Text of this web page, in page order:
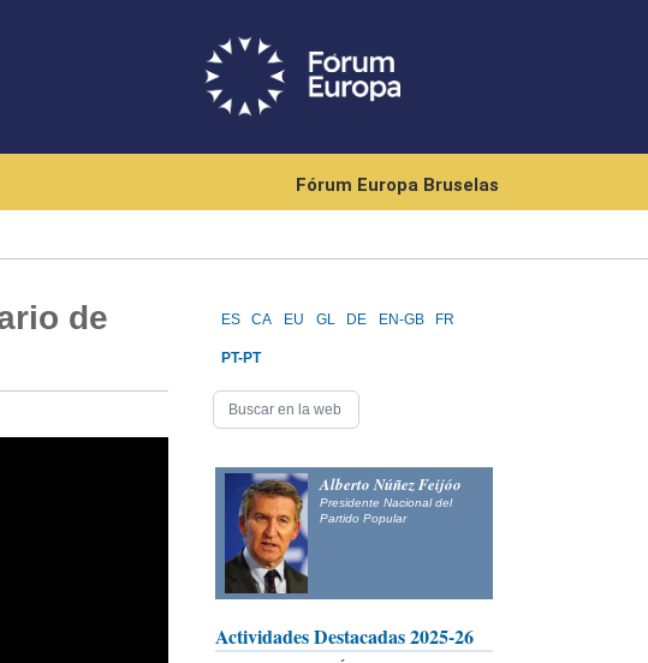
Fórum Europa Bruselas
de
ES CA EU GL DE EN-GB FR
PT-PT
Alberto Núñez Feijóo
Presidente Nacional del
Partido Popular
Actividades Destacadas 2025-26